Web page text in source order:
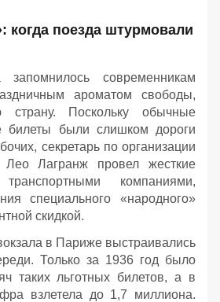
когда поезда штурмовали
современникам
ароматом свободы,
страну. Поскольку обычные
билеты были слишком дороги
секретарь по организации
Лео Лагранж провел жесткие
компаниями,
специального «народного»
скидкой.
в Париже выстраивались
Только за 1936 год было
таких льготных билетов, а в
взлетела до 1,7 миллиона.